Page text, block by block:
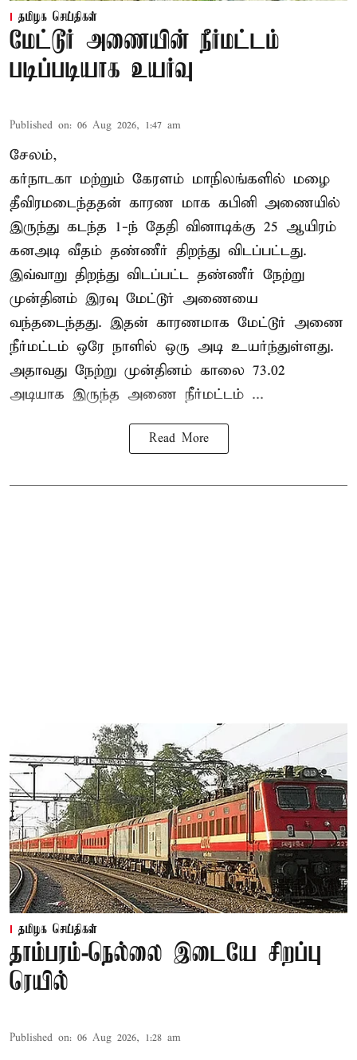
தமிழக செய்திகள்
மேட்டூர் அணையின் நீர்மட்டம்
படிப்படியாக உயர்வு
Published on: 06 Aug 2026, 1:47 am
சேலம்,
கர்நாடகா மற்றும் கேரளம் மாநிலங்களில் மழை
தீவிரமடைந்ததன் காரண மாக கபினி அணையில்
இருந்து கடந்த 1-ந் தேதி வினாடிக்கு 25 ஆயிரம்
கனஅடி வீதம் தண்ணீர் திறந்து விடப்பட்டது.
இவ்வாறு திறந்து விடப்பட்ட தண்ணீர் நேற்று
முன்தினம் இரவு மேட்டூர் அணையை
வந்தடைந்தது. இதன் காரணமாக மேட்டூர் அணை
நீர்மட்டம் ஒரே நாளில் ஒரு அடி உயர்ந்துள்ளது.
அதாவது நேற்று முன்தினம் காலை 73.02
அடியாக இருந்த அணை நீர்மட்டம் ...
Read More
தமிழக செய்திகள்
தாம்பரம்-நெல்லை இடையே சிறப்பு
ரெயில்
Published on: 06 Aug 2026, 1:28 am